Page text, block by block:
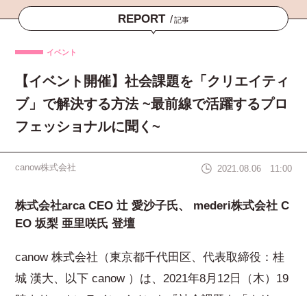
REPORT /記事
イベント
【イベント開催】社会課題を「クリエイティ
ブ」で解決する方法 ~最前線で活躍するプロ
フェッショナルに聞く~
canow株式会社 2021.08.06 11:00
株式会社arca CEO 辻 愛沙子氏、 mederi株式会社 C
EO 坂梨 亜里咲氏 登壇
canow 株式会社（東京都千代田区、代表取締役：桂
城 漢大、以下 canow ）は、2021年8月12日（木）19